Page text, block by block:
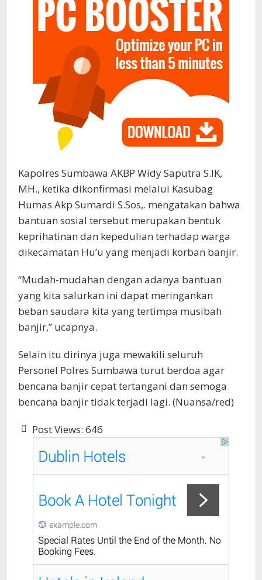
Kapolres Sumbawa AKBP Widy Saputra S.IK,
MH., ketika dikonfirmasi melalui Kasubag
Humas Akp Sumardi S.Sos,. mengatakan bahwa
bantuan sosial tersebut merupakan bentuk
keprihatinan dan kepedulian terhadap warga
dikecamatan Hu’u yang menjadi korban banjir.
“Mudah-mudahan dengan adanya bantuan
yang kita salurkan ini dapat meringankan
beban saudara kita yang tertimpa musibah
banjir,” ucapnya.
Selain itu dirinya juga mewakili seluruh
Personel Polres Sumbawa turut berdoa agar
bencana banjir cepat tertangani dan semoga
bencana banjir tidak terjadi lagi. (Nuansa/red)
Post Views: 646